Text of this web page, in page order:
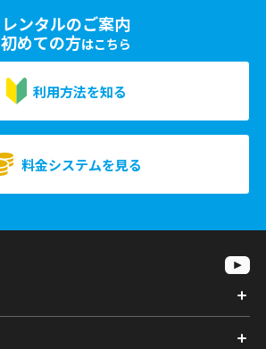
レンタルのご案内
初めての方はこちら
利用方法を知る
料金システムを見る